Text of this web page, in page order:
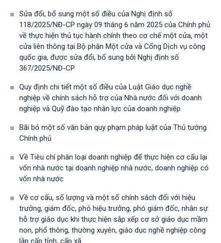
Sửa đổi, bổ sung một số điều của Nghị định số
118/2025/NĐ-CP ngày 09 tháng 6 năm 2025 của Chính phủ
về thực hiện thủ tục hành chính theo cơ chế một cửa, một
cửa liên thông tại Bộ phận Một cửa và Cổng Dịch vụ công
quốc gia, được sửa đổi, bổ sung bởi Nghị định số
367/2025/NĐ-СР
Quy định chi tiết một số điều của Luật Giáo dục nghề
nghiệp về chính sách hỗ trợ của Nhà nước đối với doanh
nghiệp và Quỹ đào tạo nhân lực của doanh nghiệp
Bãi bỏ một số văn bản quy phạm pháp luật của Thủ tướng
Chính phủ
Về Tiêu chí phân loại doanh nghiệp để thực hiện cơ cấu lại
vốn nhà nước tại doanh nghiệp nhà nước, doanh nghiệp có
vốn nhà nước
Về cơ cấu, số lượng và một số chính sách đối với hiệu
trưởng, giám đốc, phó hiệu trưởng, phó giám đốc, nhân sự
hỗ trợ giáo dục khi thực hiện sắp xếp cơ sở giáo dục mầm
non, phổ thông, thường xuyên, giáo dục nghề nghiệp công
lập cấp tỉnh, cấp xã